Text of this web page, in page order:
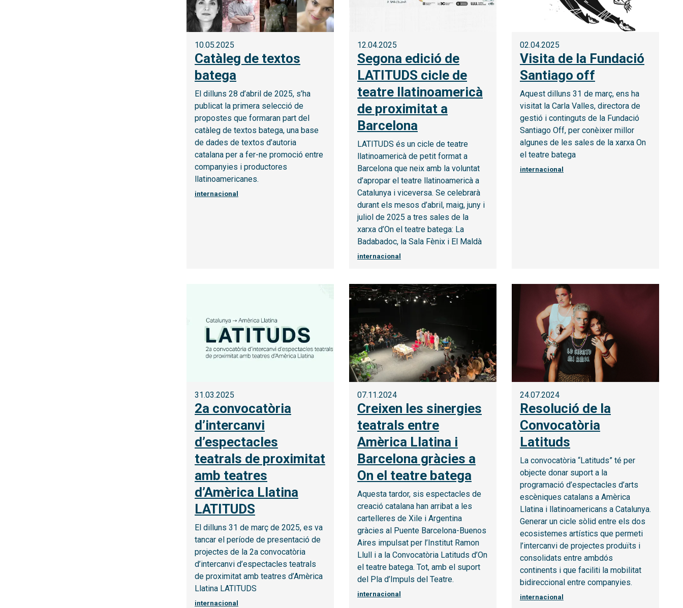
10.05.2025
Catàleg de textos
batega
El dilluns 28 d’abril de 2025, s’ha
publicat la primera selecció de
propostes que formaran part del
catàleg de textos batega, una base
de dades de textos d’autoria
catalana per a fer-ne promoció entre
companyies i productores
llatinoamericanes.
internacional
12.04.2025
Segona edició de
LATITUDS cicle de
teatre llatinoamericà
de proximitat a
Barcelona
LATITUDS és un cicle de teatre
llatinoamericà de petit format a
Barcelona que neix amb la voluntat
d’apropar el teatre llatinoamericà a
Catalunya i viceversa. Se celebrarà
durant els mesos d’abril, maig, juny i
juliol de 2025 a tres sales de la
xarxa d’On el teatre batega: La
Badabadoc, la Sala Fènix i El Maldà
internacional
02.04.2025
Visita de la Fundació
Santiago off
Aquest dilluns 31 de març, ens ha
visitat la Carla Valles, directora de
gestió i continguts de la Fundació
Santiago Off, per conèixer millor
algunes de les sales de la xarxa On
el teatre batega
internacional
31.03.2025
2a convocatòria
d’intercanvi
d’espectacles
teatrals de proximitat
amb teatres
d’Amèrica Llatina
LATITUDS
El dilluns 31 de març de 2025, es va
tancar el període de presentació de
projectes de la 2a convocatòria
d’intercanvi d’espectacles teatrals
de proximitat amb teatres d’Amèrica
Llatina LATITUDS
internacional
07.11.2024
Creixen les sinergies
teatrals entre
Amèrica Llatina i
Barcelona gràcies a
On el teatre batega
Aquesta tardor, sis espectacles de
creació catalana han arribat a les
cartelleres de Xile i Argentina
gràcies al Puente Barcelona-Buenos
Aires impulsat per l’Institut Ramon
Llull i a la Convocatòria Latituds d’On
el teatre batega. Tot, amb el suport
del Pla d’Impuls del Teatre.
internacional
24.07.2024
Resolució de la
Convocatòria
Latituds
La convocatòria “Latituds” té per
objecte donar suport a la
programació d’espectacles d’arts
escèniques catalans a Amèrica
Llatina i llatinoamericans a Catalunya.
Generar un cicle sòlid entre els dos
ecosistemes artístics que permeti
l’intercanvi de projectes produïts i
consolidats entre ambdós
continents i que faciliti la mobilitat
bidireccional entre companyies.
internacional